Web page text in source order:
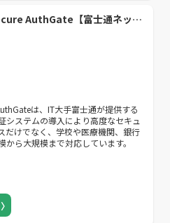
FUJITSU 生体認証 PalmSecure AuthGate【富士通ネットワークソリューションズ株式会社】
は、IT大手富士通が提供する
システムの導入により高度なセキュ
だけでなく、学校や医療機関、銀行
ら大規模まで対応しています。